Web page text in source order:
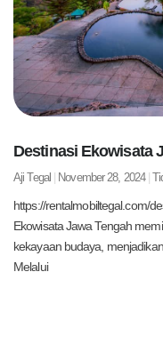
Destinasi Ekowisata
Aji Tegal November 28, 2024
https://rentalmobiltegal.com/
Ekowisata Jawa Tengah
kekayaan budaya,
Melalui